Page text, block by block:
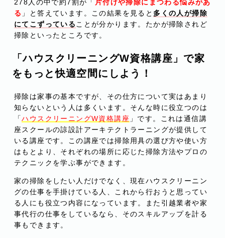
278人の中で約7割が「 片付けや掃除にまつわる悩みがあ
る 」と答えています。この結果を見ると 多くの人が掃除
にてこずっている ことが分かります。たかが掃除されど
掃除といったところです。
「ハウスクリーニングW資格講座」で家
をもっと快適空間にしよう！
掃除は家事の基本ですが、その仕方について実はあまり
知らないという人は多くいます。そんな時に役立つのは
「ハウスクリーニングW資格講座 」です。これは通信講
座スクールの諒設計アーキテクトラーニングが提供して
いる講座です。この講座では掃除用具の選び方や使い方
はもとより、それぞれの場所に応じた掃除方法やプロの
テクニックを学ぶ事ができます。
家の掃除をしたい人だけでなく、現在ハウスクリーニン
グの仕事を手掛けている人、これから行おうと思ってい
る人にも役立つ内容になっています。また引越業者や家
事代行の仕事をしているなら、そのスキルアップを計る
事もできます。